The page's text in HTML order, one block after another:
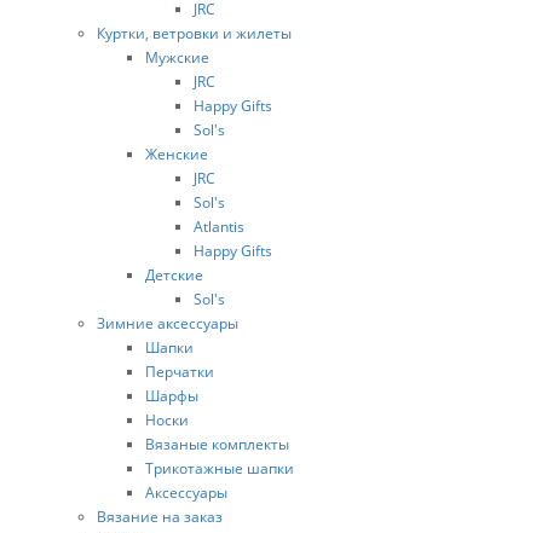
JRC
Куртки, ветровки и жилеты
Мужские
JRC
Happy Gifts
Sol's
Женские
JRC
Sol's
Atlantis
Happy Gifts
Детские
Sol's
Зимние аксессуары
Шапки
Перчатки
Шарфы
Носки
Вязаные комплекты
Трикотажные шапки
Аксессуары
Вязание на заказ